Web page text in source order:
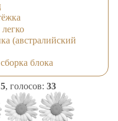
(австралийский
блока
5, голосов: 33